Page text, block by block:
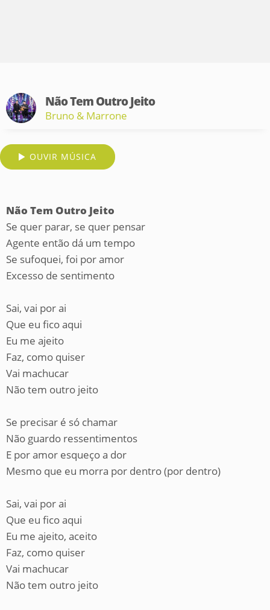
Não Tem Outro Jeito
Bruno & Marrone
OUVIR MÚSICA
Não Tem Outro Jeito
Se quer parar, se quer pensar
Agente então dá um tempo
Se sufoquei, foi por amor
Excesso de sentimento
Sai, vai por ai
Que eu fico aqui
Eu me ajeito
Faz, como quiser
Vai machucar
Não tem outro jeito
Se precisar é só chamar
Não guardo ressentimentos
E por amor esqueço a dor
Mesmo que eu morra por dentro (por dentro)
Sai, vai por ai
Que eu fico aqui
Eu me ajeito, aceito
Faz, como quiser
Vai machucar
Não tem outro jeito